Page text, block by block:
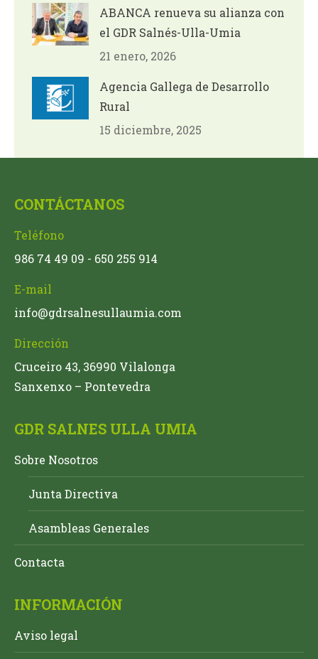
ABANCA renueva su alianza con
el GDR Salnés-Ulla-Umia
21 enero, 2026
Agencia Gallega de Desarrollo
Rural
15 diciembre, 2025
CONTÁCTANOS
Teléfono
986 74 49 09 - 650 255 914
E-mail
info@gdrsalnesullaumia.com
Dirección
Cruceiro 43, 36990 Vilalonga
Sanxenxo – Pontevedra
GDR SALNES ULLA UMIA
Sobre Nosotros
Junta Directiva
Asambleas Generales
Contacta
INFORMACIÓN
Aviso legal